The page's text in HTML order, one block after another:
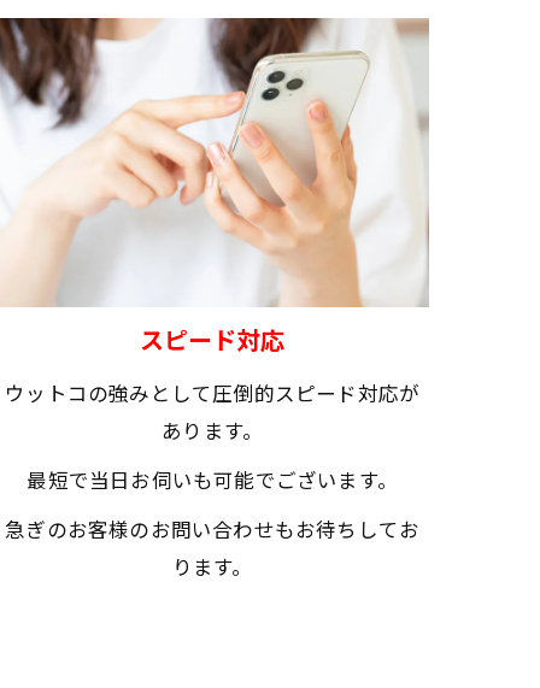
スピード対応
ウットコの強みとして圧倒的スピード対応が
あります。
最短で当日お伺いも可能でございます。
急ぎのお客様のお問い合わせもお待ちしてお
ります。